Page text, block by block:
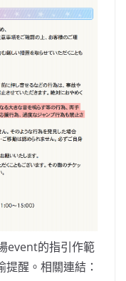
event的指引作範
醒。相關連結：